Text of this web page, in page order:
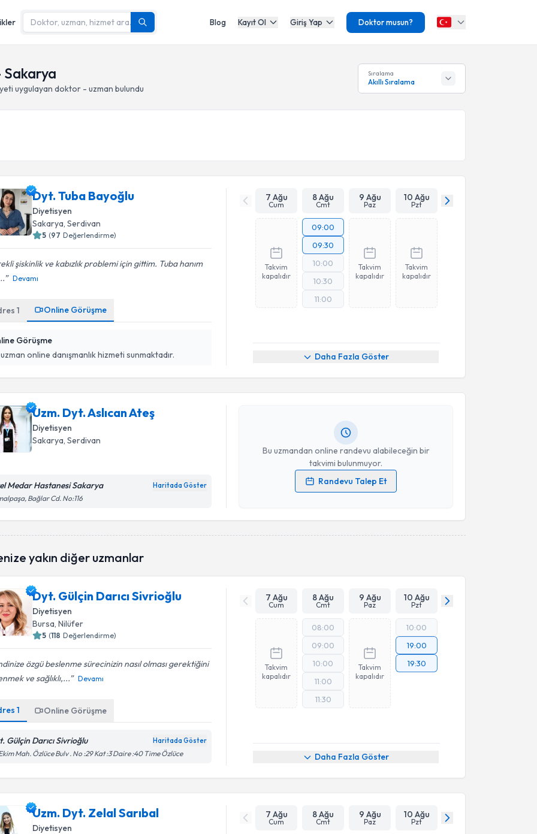
Blog Kayıt Ol Giriş Yap Doktor musun?
Sakarya
uygulayan doktor - uzman bulundu
Sıralama
Akıllı Sıralama
Dyt. Tuba Bayoğlu
Diyetisyen
Sakarya, Serdivan
5 (97 Değerlendirme)
şiskinlik ve kabızlık problemi için gittim. Tuba hanım
Devamı
1 Online Görüşme
Görüşme
online danışmanlık hizmeti sunmaktadır.
7 Ağu
Cum
8 Ağu
Cmt
9 Ağu
Paz
10 Ağu
Pzt
Takvim
kapalıdır
09:00
09:30
10:00
10:30
11:00
Takvim
kapalıdır
Takvim
kapalıdır
Daha Fazla Göster
Uzm. Dyt. Aslıcan Ateş
Diyetisyen
Sakarya, Serdivan
Medar Hastanesi Sakarya Haritada Göster
Bağlar Cd. No:116
Bu uzmandan online randevu alabileceğin bir
takvimi bulunmuyor.
Randevu Talep Et
Randevu Takvimi Talebi
Kişisel verilerimin işlenmesine ilişkinAydınlatma Metni
işlenmesini kabul ediyorum.
yakın diğer uzmanlar
Dyt. Gülçin Darıcı Sivrioğlu
Diyetisyen
Bursa, Nilüfer
5 (118 Değerlendirme)
özgü beslenme sürecinizin nasıl olması gerektiğini
ve sağlıklı,...
Devamı
1 Online Görüşme
Gülçin Darıcı Sivrioğlu Haritada Göster
Mah. Özlüce Bulv . No :29 Kat :3 Daire :40 Time Özlüce
7 Ağu
Cum
8 Ağu
Cmt
9 Ağu
Paz
10 Ağu
Pzt
Takvim
kapalıdır
08:00
09:00
10:00
11:00
11:30
Takvim
kapalıdır
10:00
19:00
19:30
Daha Fazla Göster
Uzm. Dyt. Zelal Sarıbal
Diyetisyen
7 Ağu
Cum
8 Ağu
Cmt
9 Ağu
Paz
10 Ağu
Pzt